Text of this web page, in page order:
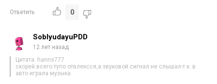
Ответить 0
SoblyudayuPDD
12 лет назад
Цитата: hanns777
скорей всего тупо отвлексся,а звуковой сигнал не слышал-т.к. в
авто играла музыка